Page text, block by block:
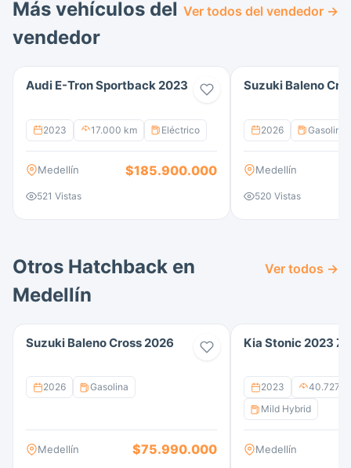
Más vehículos del
vendedor
Ver todos del vendedor →
Audi E-Tron Sportback 2023
2023 17.000 km Eléctrico
Medellín $185.900.000
521 Vistas
Suzuki Baleno
2026 Gasolina
Medellín
520 Vistas
Otros Hatchback en
Medellín
Ver todos →
Suzuki Baleno Cross 2026
2026 Gasolina
Medellín $75.990.000
Kia Stonic 2023
2023
40.727
Mild Hybrid
Medellín